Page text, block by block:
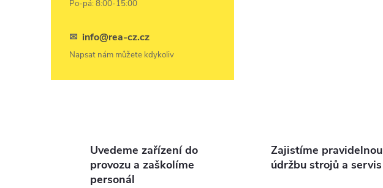
Po-pá: 8:00-15:00
✉ info@rea-cz.cz
Napsat nám můžete kdykoliv
p
i
Uvedeme zařízení do
provozu a zaškolíme
personál
Zajistíme pravidelnou
údržbu strojů a servis